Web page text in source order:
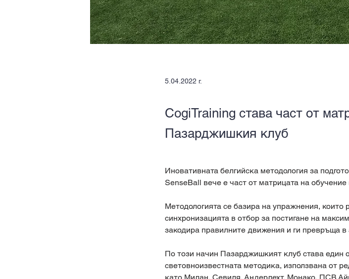
5.04.2022 г.
CogiTraining става част от
Пазарджишкия клуб
Иновативната белгийска методология за
SenseBall вече е част от матрицата на
Методологията се базира на упражнения, които
синхронизацията в отбор за постигане на
закодира правилните движения и ги превръща
По този начин Пазарджишкият клуб става един
световноизвестната методика, използвана от